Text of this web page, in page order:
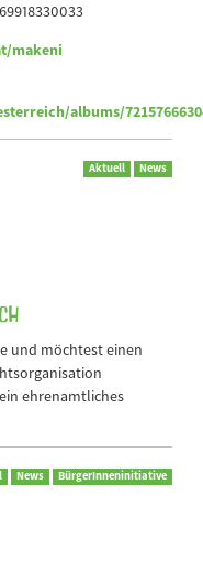
makeni
albums/
Aktuell News
und möchtest einen
ehrenamtliches
News BürgerInneninitiative